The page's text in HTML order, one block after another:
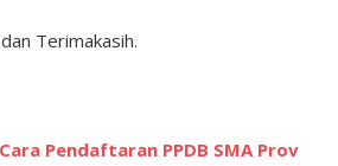
Terimakasih.
Pendaftaran PPDB SMA Prov